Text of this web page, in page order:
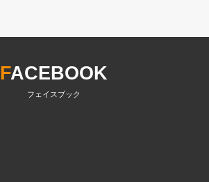
FACEBOOK